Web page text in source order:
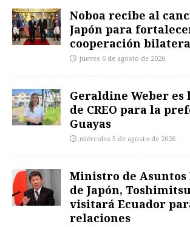
Noboa recibe al
Japón para
cooperación
jueves 6 de agosto de 2026
Geraldine Weber es
de CREO para la
Guayas
miércoles 5 de agosto de 2026
Ministro de
de Japón,
visitará Ecuador
relaciones